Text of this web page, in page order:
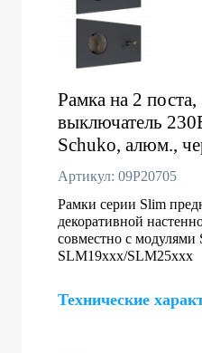
Рамка на 2
выключатель
Schuko, алюм.,
Артикул: 09P20705
Рамки серии Slim
декоративной
совместно с модулями
SLM19xxx/SLM25xxx
Технические